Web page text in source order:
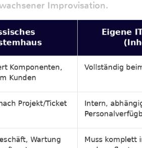
Improvisation.